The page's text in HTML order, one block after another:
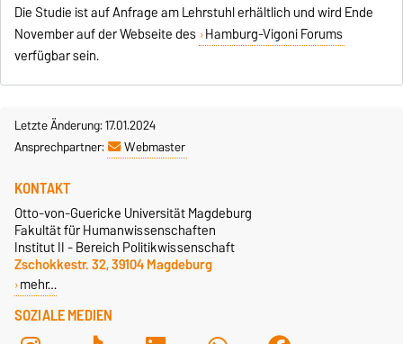
Die Studie ist auf Anfrage am Lehrstuhl erhältlich und wird Ende
November auf der Webseite des Hamburg-Vigoni Forums
verfügbar sein.
Letzte Änderung: 17.01.2024
Ansprechpartner:
Webmaster
SOZIALE MEDIEN
KONTAKT
Otto-von-Guericke Universität Magdeburg
Fakultät für Humanwissenschaften
Institut II - Bereich Politikwissenschaft
Zschokkestr. 32, 39104 Magdeburg
mehr…